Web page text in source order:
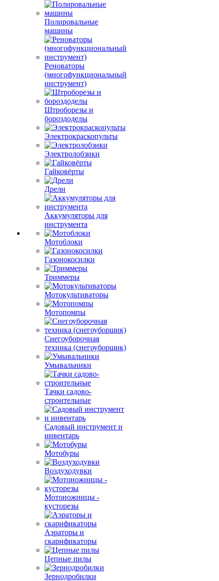
Полировальные
машины
Реноваторы
(многофункциональный
инструмент)
Штроборезы и
бороздоделы
Электрокраскопульты
Электролобзики
Гайковёрты
Дрели
Аккумуляторы для
инструмента
Мотоблоки
Газонокосилки
Триммеры
Мотокультиваторы
Мотопомпы
Снегоуборочная
техника (снегоуборщик)
Умывальники
Тачки садово-
строительные
Садовый инструмент и
инвентарь
Мотобуры
Воздуходувки
Мотоножницы -
кусторезы
Аэраторы и
скарификаторы
Цепные пилы
Зернодробилки